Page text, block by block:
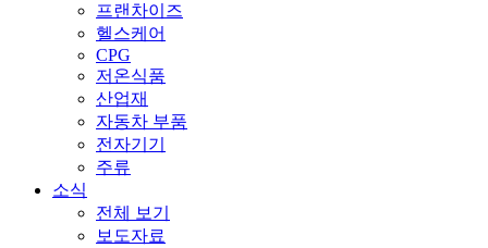
프랜차이즈
헬스케어
CPG
저온식품
산업재
자동차 부품
전자기기
주류
소식
전체 보기
보도자료